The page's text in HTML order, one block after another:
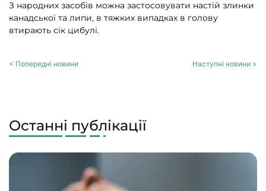
З народних засобів можна застосовувати настій злинки
канадської та липи, в тяжких випадках в голову
втирають сік цибулі.
< Попередні новини Наступні новини >
Останні публікації